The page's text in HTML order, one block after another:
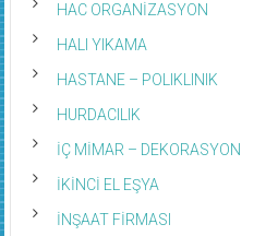
HAC ORGANİZASYON
HALI YIKAMA
HASTANE – POLIKLINIK
HURDACILIK
İÇ MİMAR – DEKORASYON
İKİNCİ EL EŞYA
İNŞAAT FİRMASI